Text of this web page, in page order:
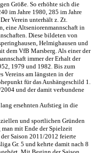
Größe. So erhöhte sich die
im Jahre 1980, 285 im Jahre
Verein unterhält z. Zt.
eine Altseniorenmannschaft in
Diese bildeten von
Helmighausen und
dem VfB Marsberg. Als einer der
immer der Erhalt der
1979 und 1982. Bis zum
Vereins am längsten in der
für das Aushängeschild 1.
und der damit verbundene
ersehnten Aufstieg in die
und sportlichen Gründen
mit Ende der Spielzeit
Saison 2011/2012 feierte
Gr. 5 und kehrte damit nach 8